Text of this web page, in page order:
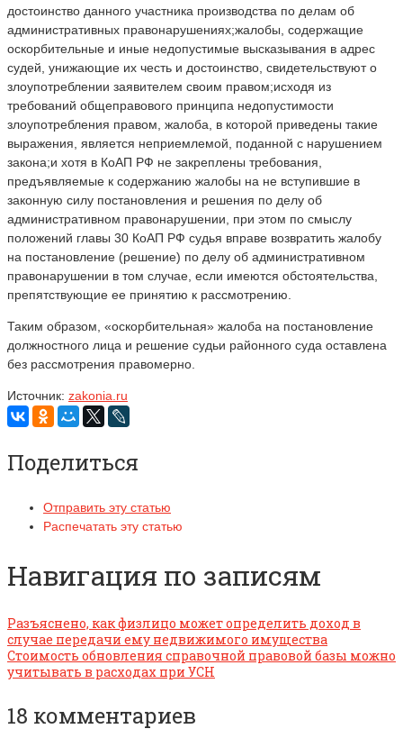
достоинство данного участника производства по делам об
административных правонарушениях;жалобы, содержащие
оскорбительные и иные недопустимые высказывания в адрес
судей, унижающие их честь и достоинство, свидетельствуют о
злоупотреблении заявителем своим правом;исходя из
требований общеправового принципа недопустимости
злоупотребления правом, жалоба, в которой приведены такие
выражения, является неприемлемой, поданной с нарушением
закона;и хотя в КоАП РФ не закреплены требования,
предъявляемые к содержанию жалобы на не вступившие в
законную силу постановления и решения по делу об
административном правонарушении, при этом по смыслу
положений главы 30 КоАП РФ судья вправе возвратить жалобу
на постановление (решение) по делу об административном
правонарушении в том случае, если имеются обстоятельства,
препятствующие ее принятию к рассмотрению.
Таким образом, «оскорбительная» жалоба на постановление
должностного лица и решение судьи районного суда оставлена
без рассмотрения правомерно.
Источник: zakonia.ru
Поделиться
Отправить эту статью
Распечатать эту статью
Навигация по записям
Разъяснено, как физлицо может определить доход в
случае передачи ему недвижимого имущества
Стоимость обновления справочной правовой базы можно
учитывать в расходах при УСН
18 комментариев